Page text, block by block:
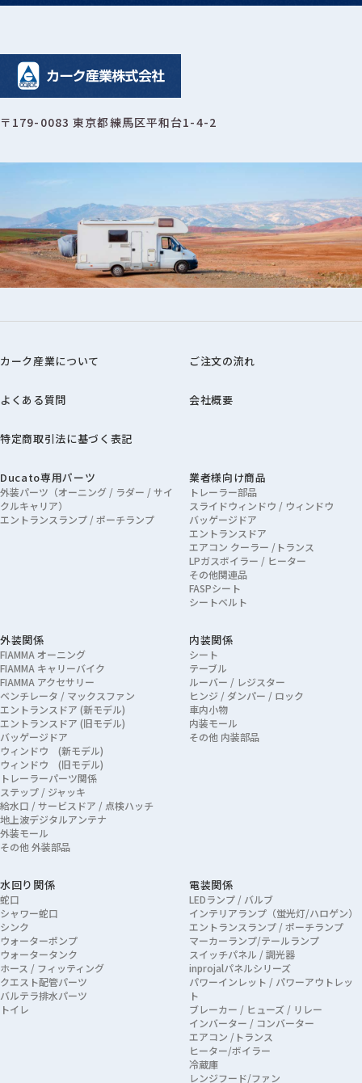
〒179-0083 東京都練馬区平和台1-4-2
カーク産業について ご注文の流れ
よくある質問 会社概要
特定商取引法に基づく表記
Ducato専用パーツ
外装パーツ（オーニング / ラダー / サイ
クルキャリア）
エントランスランプ / ポーチランプ
業者様向け商品
トレーラー部品
スライドウィンドウ / ウィンドウ
バッゲージドア
エントランスドア
エアコン クーラー /トランス
LPガスボイラー / ヒーター
その他関連品
FASPシート
シートベルト
外装関係
FIAMMA オーニング
FIAMMA キャリーバイク
FIAMMA アクセサリー
ベンチレータ / マックスファン
エントランスドア (新モデル)
エントランスドア (旧モデル)
バッゲージドア
ウィンドウ (新モデル)
ウィンドウ (旧モデル)
トレーラーパーツ関係
ステップ / ジャッキ
給水口 / サービスドア / 点検ハッチ
地上波デジタルアンテナ
外装モール
その他 外装部品
内装関係
シート
テーブル
ルーバー / レジスター
ヒンジ / ダンパー / ロック
車内小物
内装モール
その他 内装部品
水回り関係
蛇口
シャワー蛇口
シンク
ウォーターポンプ
ウォータータンク
ホース / フィッティング
クエスト配管パーツ
バルテラ排水パーツ
トイレ
電装関係
LEDランプ / バルブ
インテリアランプ（蛍光灯/ハロゲン）
エントランスランプ / ポーチランプ
マーカーランプ/テールランプ
スイッチパネル / 調光器
inprojalパネルシリーズ
パワーインレット / パワーアウトレッ
ト
ブレーカー / ヒューズ / リレー
インバーター / コンバーター
エアコン /トランス
ヒーター/ボイラー
冷蔵庫
レンジフード/ファン